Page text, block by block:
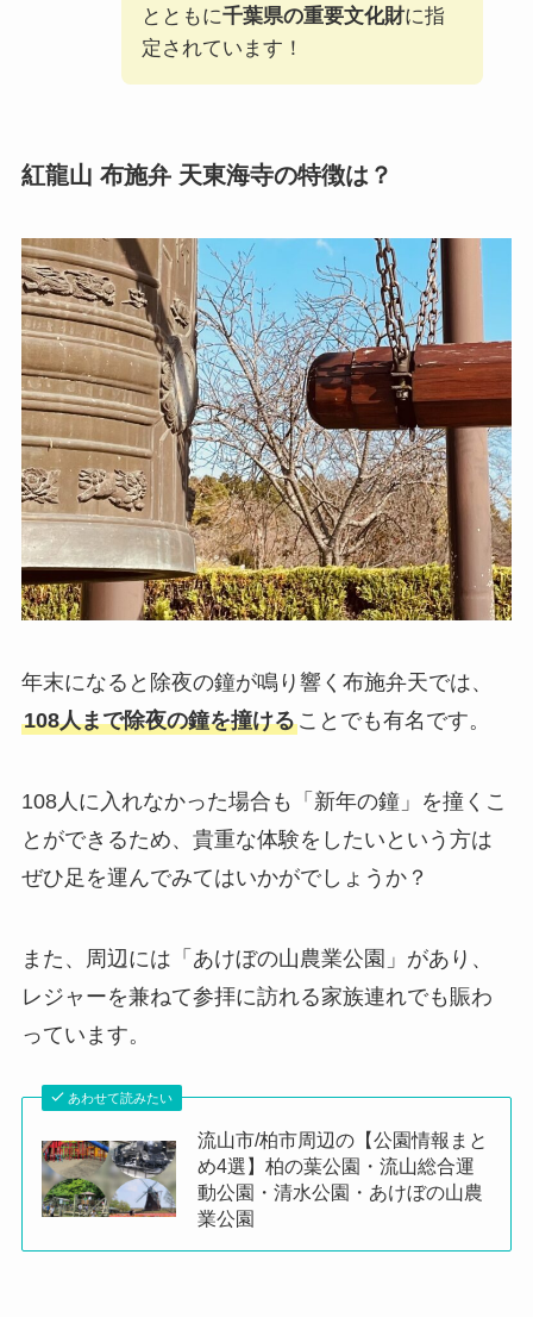
とともに千葉県の重要文化財に指
定されています！
紅龍山 布施弁 天東海寺の特徴は？
年末になると除夜の鐘が鳴り響く布施弁天では、
108人まで除夜の鐘を撞けることでも有名です。
108人に入れなかった場合も「新年の鐘」を撞くこ
とができるため、貴重な体験をしたいという方は
ぜひ足を運んでみてはいかがでしょうか？
また、周辺には「あけぼの山農業公園」があり、
レジャーを兼ねて参拝に訪れる家族連れでも賑わ
っています。
あわせて読みたい
流山市/柏市周辺の【公園情報まと
め4選】柏の葉公園・流山総合運
動公園・清水公園・あけぼの山農
業公園